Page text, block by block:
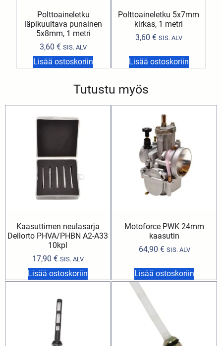
Polttoaineletku
läpikuultava punainen
5x8mm, 1 metri
3,60€ SIS. ALV
Lisää ostoskoriin
Polttoaineletku 5x7mm
kirkas, 1 metri
3,60 € SIS. ALV
Lisää ostoskoriin
Tutustu myös
Kaasuttimen neulasarja
Dellorto PHVA/PHBN A2-A33
10kpl
17,90 € SIS. ALV
Lisää ostoskoriin
Motoforce PWK 24mm
kaasutin
64,90 € SIS. ALV
Lisää ostoskoriin